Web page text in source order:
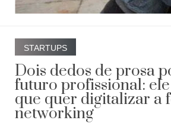
STARTUPS
Dois dedos de prosa
futuro profissional:
que quer digitalizar a
networking